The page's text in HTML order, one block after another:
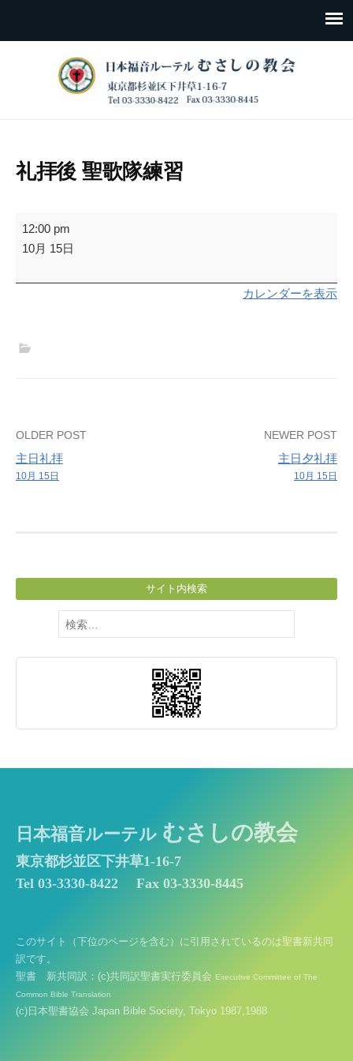
礼拝後 聖歌隊練習
礼
拝
聖
12:00 pm
10月 15日
カレンダーを表示
Post
navigation
OLDER POST
主日礼拝
10月 15日
NEWER POST
主日夕礼拝
10月 15日
サイト内検索
検
索:
日本福音ルーテル むさしの教会
東京都杉並区下井草1-16-7
Tel 03-3330-8422
Fax 03-3330-8445
このサイト（下位のページを含む）に引用されているのは聖書新共同
訳です。
聖書 新共同訳：(c)共同訳聖書実行委員会 Executive Committee of The
Common Bible Translation
(c)日本聖書協会 Japan Bible Society, Tokyo 1987,1988